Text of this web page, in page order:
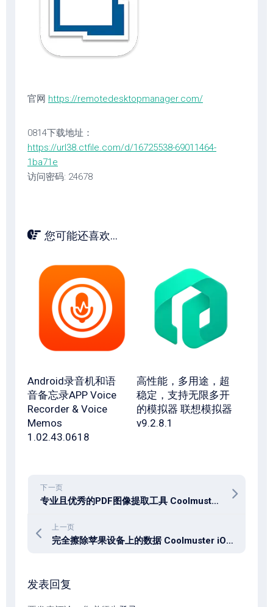
官网 https://remotedesktopmanager.com/
0814下载地址：
https://url38.ctfile.com/d/16725538-69011464-
1ba71e
访问密码: 24678
您可能还喜欢...
Android录音机和语
音备忘录APP Voice
Recorder & Voice
Memos
1.02.43.0618
高性能，多用途，超
稳定，支持无限多开
的模拟器 联想模拟器
v9.2.8.1
下一页
专业且优秀的PDF图像提取工具 Coolmuster PDF Image Extractor v2.3.3
上一页
完全擦除苹果设备上的数据 Coolmuster iOS Eraser 3.1.22
发表回复